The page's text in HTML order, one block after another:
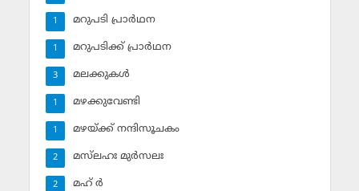
മറുപടി പ്രാര്‍ഥന
1
മറുപടിക്ക് പ്രാര്‍ഥന
1
മലക്കുകള്‍
3
മഴക്കുവേണ്ടി
1
മഴയ്ക്ക് നന്ദിസൂചകം
1
മസ്‌ലഹഃ മുര്‍സലഃ
2
മഹ് ര്‍
2